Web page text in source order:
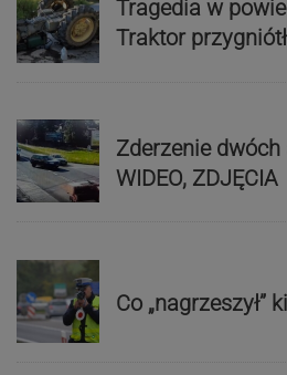
Tragedia w
Traktor
Zderzenie
WIDEO, ZDJĘCIA
Co „nagrzeszył”